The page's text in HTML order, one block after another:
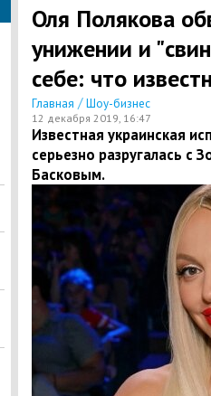
Оля Полякова
унижении и
себе: что
Главная / Шоу-бизнес
12 декабря 2019, 16:47
Известная украинская
серьезно разругалась с
Басковым.